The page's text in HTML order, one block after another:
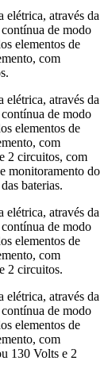
elétrica, através da
de modo
elementos de
com
elétrica, através da
de modo
elementos de
com
2 circuitos, com
monitoramento do
baterias.
elétrica, através da
de modo
elementos de
com
2 circuitos.
elétrica, através da
de modo
elementos de
com
130 Volts e 2